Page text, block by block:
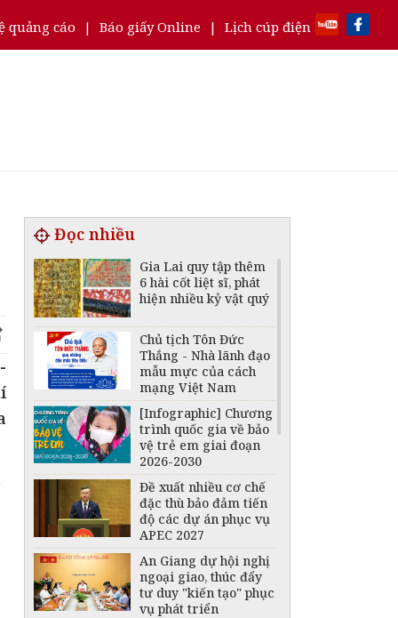
quảng cáo | Báo giấy Online | Lịch cúp điện
Đọc nhiều
Gia Lai quy tập thêm
6 hài cốt liệt sĩ, phát
hiện nhiều kỷ vật quý
Chủ tịch Tôn Đức
Thắng - Nhà lãnh đạo
mẫu mực của cách
mạng Việt Nam
[Infographic] Chương
trình quốc gia về bảo
vệ trẻ em giai đoạn
2026-2030
Đề xuất nhiều cơ chế
đặc thù bảo đảm tiến
độ các dự án phục vụ
APEC 2027
An Giang dự hội nghị
ngoại giao, thúc đẩy
tư duy "kiến tạo" phục
vụ phát triển